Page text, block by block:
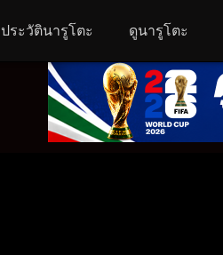
ประวัตินารูโตะ ดูนารูโตะ